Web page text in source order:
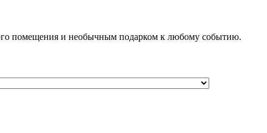
помещения и необычным подарком к любому событию.